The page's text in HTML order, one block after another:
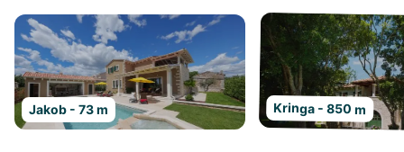
Jakob - 73 m Kringa - 850 m